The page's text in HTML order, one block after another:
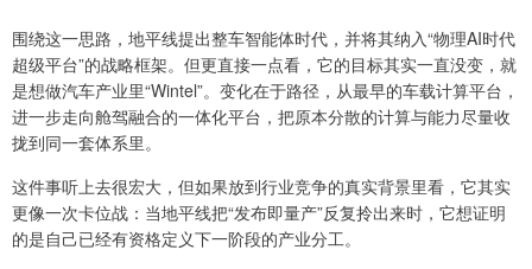
围绕这一思路，地平线提出整车智能体时代，并将其纳入“物理AI时代
超级平台”的战略框架。但更直接一点看，它的目标其实一直没变，就
是想做汽车产业里“Wintel”。变化在于路径，从最早的车载计算平台，
进一步走向舱驾融合的一体化平台，把原本分散的计算与能力尽量收
拢到同一套体系里。
这件事听上去很宏大，但如果放到行业竞争的真实背景里看，它其实
更像一次卡位战：当地平线把“发布即量产”反复拎出来时，它想证明
的是自己已经有资格定义下一阶段的产业分工。